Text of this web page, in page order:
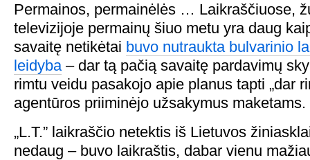
Permainos, permainėlės … Laikraščiuose,
televizijoje permainų šiuo metu yra daug
savaitę netikėtai buvo nutraukta bulvarinio
leidyba– dar tą pačią savaitę pardavimų
rimtu veidu pasakojo apie planus tapti „dar
agentūros priiminėjo užsakymus maketams.
„L.T.” laikraščio netektis iš Lietuvos
nedaug – buvo laikraštis, dabar vienu